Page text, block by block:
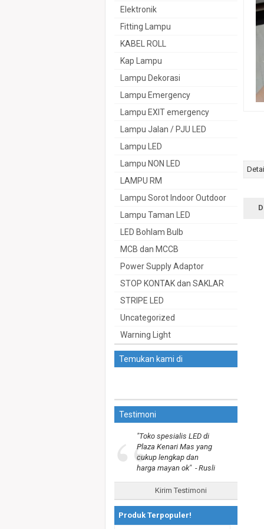
Elektronik
Fitting Lampu
KABEL ROLL
Kap Lampu
Lampu Dekorasi
Lampu Emergency
Lampu EXIT emergency
Lampu Jalan / PJU LED
Lampu LED
Lampu NON LED
LAMPU RM
Lampu Sorot Indoor Outdoor
Lampu Taman LED
LED Bohlam Bulb
MCB dan MCCB
Power Supply Adaptor
STOP KONTAK dan SAKLAR
STRIPE LED
Uncategorized
Warning Light
Temukan kami di
Testimoni
“"Toko spesialis LED di
Plaza Kenari Mas yang
cukup lengkap dan
harga mayan ok"- Rusli
Kirim Testimoni
Produk Terpopuler!